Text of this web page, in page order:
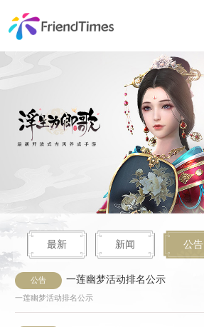
最新 新闻 公告
公告 一莲幽梦活动排名公示
一莲幽梦活动排名公示